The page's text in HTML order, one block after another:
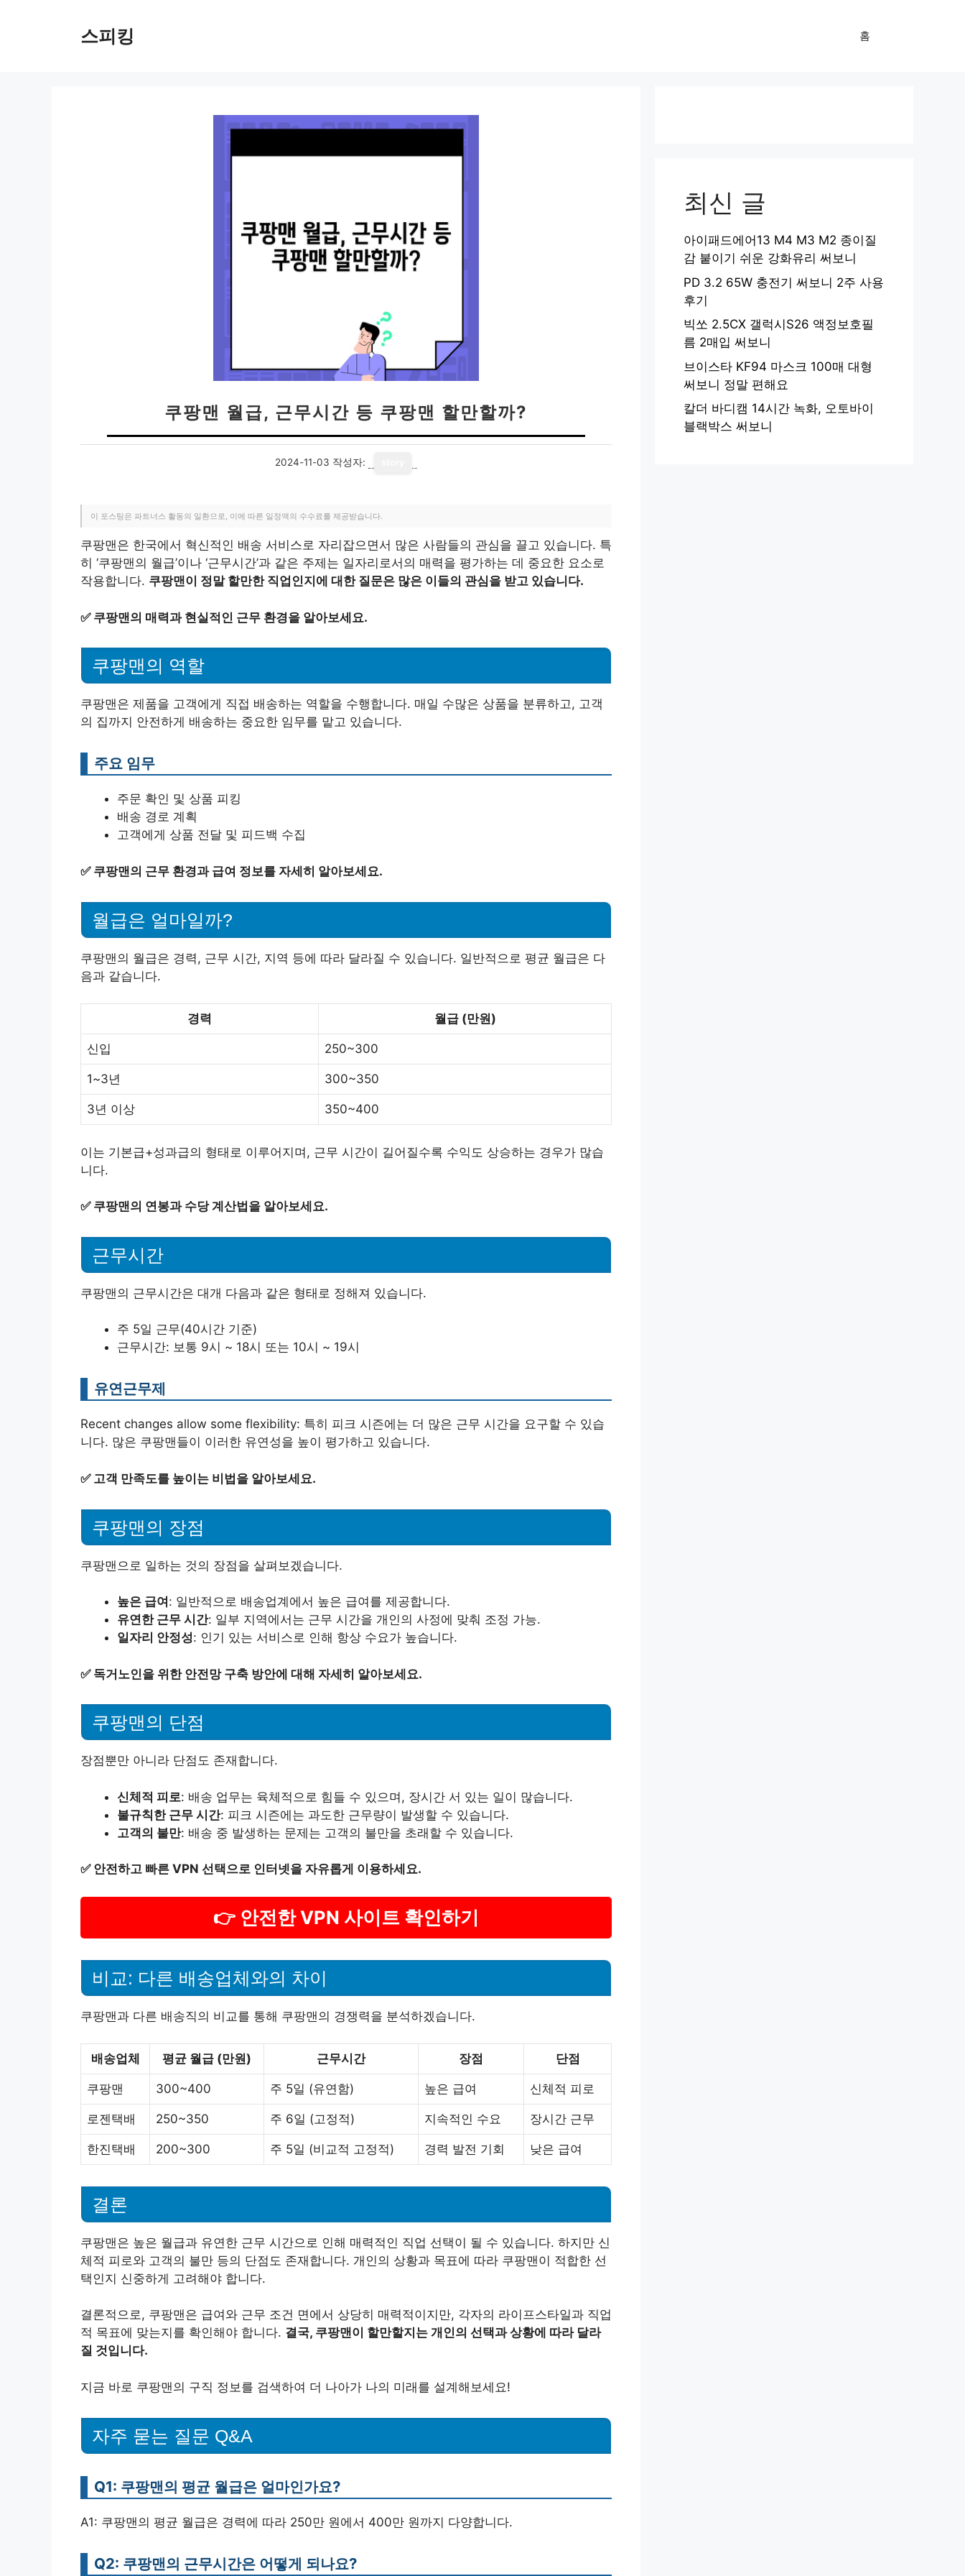
스피킹 홈
쿠팡맨 월급, 근무시간 등 쿠팡맨 할만할까?
2024-11-03 작성자:
이 포스팅은 파트너스 활동의 일환으로, 이에 따른 일정액의 수수료를 제공받습니다.
쿠팡맨은 한국에서 혁신적인 배송 서비스로 자리잡으면서 많은 사람들의 관심을 끌고 있습니다. 특
히 ‘쿠팡맨의 월급’이나 ‘근무시간’과 같은 주제는 일자리로서의 매력을 평가하는 데 중요한 요소로
작용합니다. 쿠팡맨이 정말 할만한 직업인지에 대한 질문은 많은 이들의 관심을 받고 있습니다.
✅ 쿠팡맨의 매력과 현실적인 근무 환경을 알아보세요.
쿠팡맨의 역할
쿠팡맨은 제품을 고객에게 직접 배송하는 역할을 수행합니다. 매일 수많은 상품을 분류하고, 고객
의 집까지 안전하게 배송하는 중요한 임무를 맡고 있습니다.
주요 임무
주문 확인 및 상품 피킹
배송 경로 계획
고객에게 상품 전달 및 피드백 수집
✅ 쿠팡맨의 근무 환경과 급여 정보를 자세히 알아보세요.
월급은 얼마일까?
쿠팡맨의 월급은 경력, 근무 시간, 지역 등에 따라 달라질 수 있습니다. 일반적으로 평균 월급은 다
음과 같습니다.
경력 월급 (만원)
신입 250~300
1~3년 300~350
3년 이상 350~400
이는 기본급+성과급의 형태로 이루어지며, 근무 시간이 길어질수록 수익도 상승하는 경우가 많습
니다.
✅ 쿠팡맨의 연봉과 수당 계산법을 알아보세요.
근무시간
쿠팡맨의 근무시간은 대개 다음과 같은 형태로 정해져 있습니다.
주 5일 근무(40시간 기준)
근무시간: 보통 9시 ~ 18시 또는 10시 ~ 19시
유연근무제
Recent changes allow some flexibility: 특히 피크 시즌에는 더 많은 근무 시간을 요구할 수 있습
니다. 많은 쿠팡맨들이 이러한 유연성을 높이 평가하고 있습니다.
✅ 고객 만족도를 높이는 비법을 알아보세요.
쿠팡맨의 장점
쿠팡맨으로 일하는 것의 장점을 살펴보겠습니다.
높은 급여 : 일반적으로 배송업계에서 높은 급여를 제공합니다.
유연한 근무 시간: 일부 지역에서는 근무 시간을 개인의 사정에 맞춰 조정 가능.
일자리 안정성: 인기 있는 서비스로 인해 항상 수요가 높습니다.
✅ 독거노인을 위한 안전망 구축 방안에 대해 자세히 알아보세요.
쿠팡맨의 단점
장점뿐만 아니라 단점도 존재합니다.
신체적 피로: 배송 업무는 육체적으로 힘들 수 있으며, 장시간 서 있는 일이 많습니다.
불규칙한 근무 시간: 피크 시즌에는 과도한 근무량이 발생할 수 있습니다.
고객의 불만: 배송 중 발생하는 문제는 고객의 불만을 초래할 수 있습니다.
✅ 안전하고 빠른 VPN 선택으로 인터넷을 자유롭게 이용하세요.
👉 안전한 VPN 사이트 확인하기
비교: 다른 배송업체와의 차이
쿠팡맨과 다른 배송직의 비교를 통해 쿠팡맨의 경쟁력을 분석하겠습니다.
배송업체 평균 월급 (만원) 근무시간 장점 단점
쿠팡맨 300~400 주 5일 (유연함) 높은 급여 신체적 피로
로젠택배 250~350 주 6일 (고정적) 지속적인 수요 장시간 근무
한진택배 200~300 주 5일 (비교적 고정적) 경력 발전 기회 낮은 급여
결론
쿠팡맨은 높은 월급과 유연한 근무 시간으로 인해 매력적인 직업 선택이 될 수 있습니다. 하지만 신
체적 피로와 고객의 불만 등의 단점도 존재합니다. 개인의 상황과 목표에 따라 쿠팡맨이 적합한 선
택인지 신중하게 고려해야 합니다.
결론적으로, 쿠팡맨은 급여와 근무 조건 면에서 상당히 매력적이지만, 각자의 라이프스타일과 직업
적 목표에 맞는지를 확인해야 합니다. 결국, 쿠팡맨이 할만할지는 개인의 선택과 상황에 따라 달라
질 것입니다.
지금 바로 쿠팡맨의 구직 정보를 검색하여 더 나아가 나의 미래를 설계해보세요!
자주 묻는 질문 Q&A
Q1: 쿠팡맨의 평균 월급은 얼마인가요?
A1: 쿠팡맨의 평균 월급은 경력에 따라 250만 원에서 400만 원까지 다양합니다.
Q2: 쿠팡맨의 근무시간은 어떻게 되나요?
최신 글
아이패드에어13 M4 M3 M2 종이질
감 붙이기 쉬운 강화유리 써보니
PD 3.2 65W 충전기 써보니 2주 사용
후기
빅쏘 2.5CX 갤럭시S26 액정보호필
름 2매입 써보니
브이스타 KF94 마스크 100매 대형
써보니 정말 편해요
칼더 바디캠 14시간 녹화, 오토바이
블랙박스 써보니